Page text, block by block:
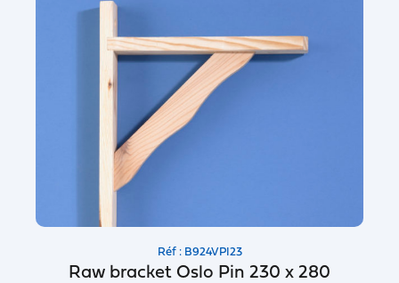
Réf : B924VPI23
Raw bracket Oslo Pin 230 x 280